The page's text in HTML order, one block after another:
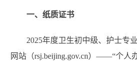
一、纸质证书
2025年度卫生初中级、护士专业
网站（rsj.beijing.gov.cn）——“个人